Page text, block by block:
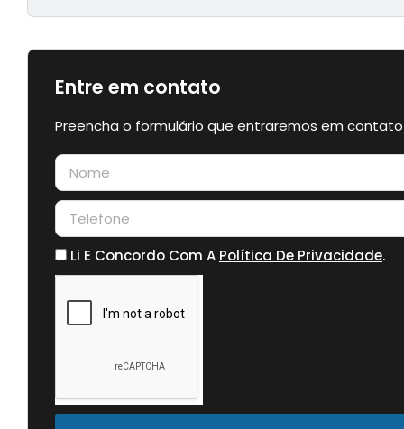
Entre em contato
Preencha o formulário que entraremos em
Li E Concordo Com A Política De Privacidade.